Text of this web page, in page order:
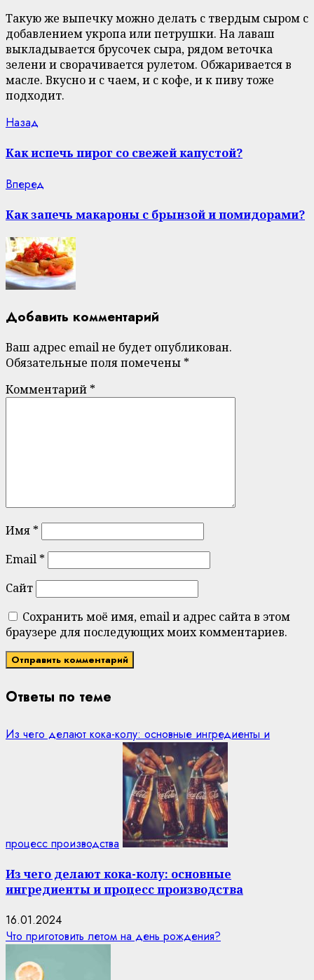
Такую же выпечку можно делать с твердым сыром с
добавлением укропа или петрушки. На лаваш
выкладывается брусочек сыра, рядом веточка
зелени и сворачивается рулетом. Обжаривается в
масле. Вкусно и с чаем, и с кофе, и к пиву тоже
подходит.
Continue
Reading
Назад
Как испечь пирог со свежей капустой?
Вперед
Как запечь макароны с брынзой и помидорами?
Добавить комментарий
Ваш адрес email не будет опубликован.
Обязательные поля помечены *
Комментарий *
Имя *
Email *
Сайт
Сохранить моё имя, email и адрес сайта в этом
браузере для последующих моих комментариев.
Ответы по теме
Из чего делают кока-колу: основные ингредиенты и
процесс производства
Из чего делают кока-колу: основные
ингредиенты и процесс производства
16.01.2024
Что приготовить летом на день рождения?